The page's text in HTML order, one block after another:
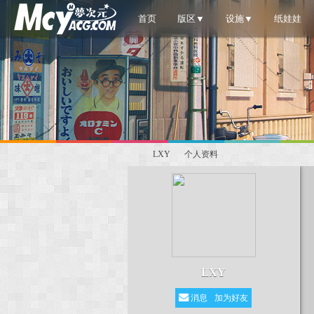
首页 版区▼ 设施▼ 纸娃娃
LXY 个人资料
LXY
消息 加为好友